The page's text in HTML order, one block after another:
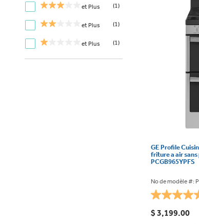
et Plus (1)
et Plus (1)
et Plus (1)
GE Profile
friture a air
PCGB965YPFS
No de modèle #:
4.5
étoile(s)
$ 3,199.00